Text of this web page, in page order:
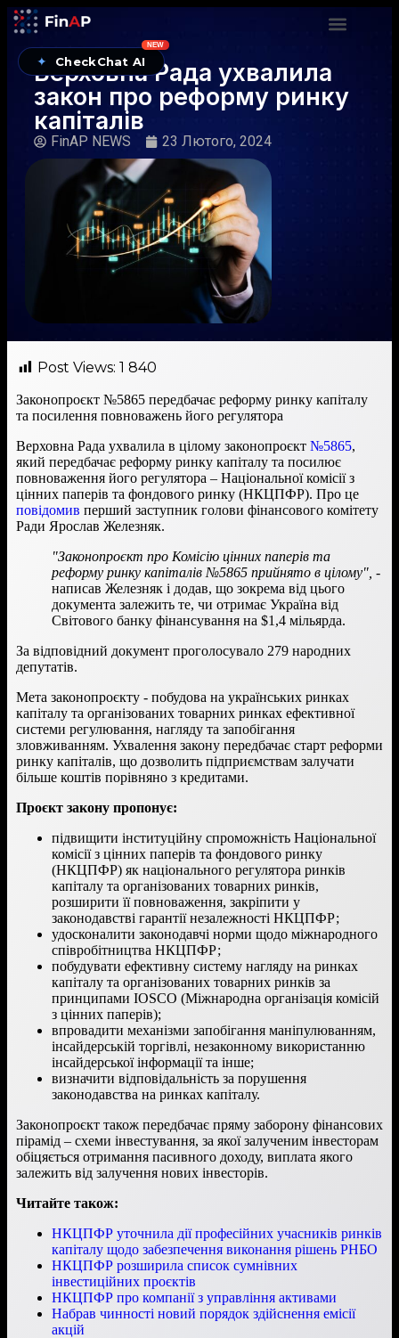
✦ CheckChat AI
NEW
Верховна Рада ухвалила
закон про реформу ринку
капіталів
FinAP NEWS 23 Лютого, 2024
Post Views: 1 840
Законопроєкт №5865 передбачає реформу ринку капіталу
та посилення повноважень його регулятора
Верховна Рада ухвалила в цілому законопроєкт №5865,
який передбачає реформу ринку капіталу та посилює
повноваження його регулятора – Національної комісії з
цінних паперів та фондового ринку (НКЦПФР). Про це
повідомив перший заступник голови фінансового комітету
Ради Ярослав Железняк.
"Законопроєкт про Комісію цінних паперів та
реформу ринку капіталів №5865 прийнято в цілому", -
написав Железняк і додав, що зокрема від цього
документа залежить те, чи отримає Україна від
Світового банку фінансування на $1,4 мільярда.
За відповідний документ проголосувало 279 народних
депутатів.
Мета законопроєкту - побудова на українських ринках
капіталу та організованих товарних ринках ефективної
системи регулювання, нагляду та запобігання
зловживанням. Ухвалення закону передбачає старт реформи
ринку капіталів, що дозволить підприємствам залучати
більше коштів порівняно з кредитами.
Проєкт закону пропонує:
підвищити інституційну спроможність Національної
комісії з цінних паперів та фондового ринку
(НКЦПФР) як національного регулятора ринків
капіталу та організованих товарних ринків,
розширити її повноваження, закріпити у
законодавстві гарантії незалежності НКЦПФР;
удосконалити законодавчі норми щодо міжнародного
співробітництва НКЦПФР;
побудувати ефективну систему нагляду на ринках
капіталу та організованих товарних ринків за
принципами IOSCO (Міжнародна організація комісій
з цінних паперів);
впровадити механізми запобігання маніпулюванням,
інсайдерській торгівлі, незаконному використанню
інсайдерської інформації та інше;
визначити відповідальність за порушення
законодавства на ринках капіталу.
Законопроєкт також передбачає пряму заборону фінансових
пірамід – схеми інвестування, за якої залученим інвесторам
обіцяється отримання пасивного доходу, виплата якого
залежить від залучення нових інвесторів.
Читайте також:
НКЦПФР уточнила дії професійних учасників ринків
капіталу щодо забезпечення виконання рішень РНБО
НКЦПФР розширила список сумнівних
інвестиційних проєктів
НКЦПФР про компанії з управління активами
Набрав чинності новий порядок здійснення емісії
акцій